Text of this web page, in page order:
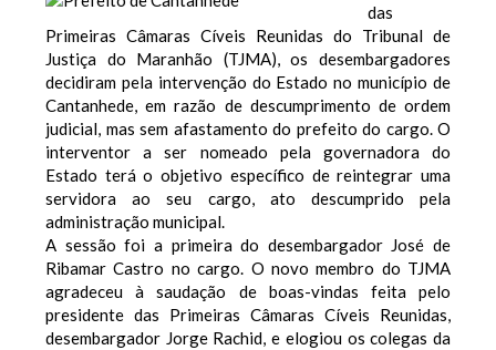
das
Primeiras Câmaras Cíveis Reunidas do Tribunal de
Justiça do Maranhão (TJMA), os desembargadores
decidiram pela intervenção do Estado no município de
Cantanhede, em razão de descumprimento de ordem
judicial, mas sem afastamento do prefeito do cargo. O
interventor a ser nomeado pela governadora do
Estado terá o objetivo específico de reintegrar uma
servidora ao seu cargo, ato descumprido pela
administração municipal.
A sessão foi a primeira do desembargador José de
Ribamar Castro no cargo. O novo membro do TJMA
agradeceu à saudação de boas-vindas feita pelo
presidente das Primeiras Câmaras Cíveis Reunidas,
desembargador Jorge Rachid, e elogiou os colegas da